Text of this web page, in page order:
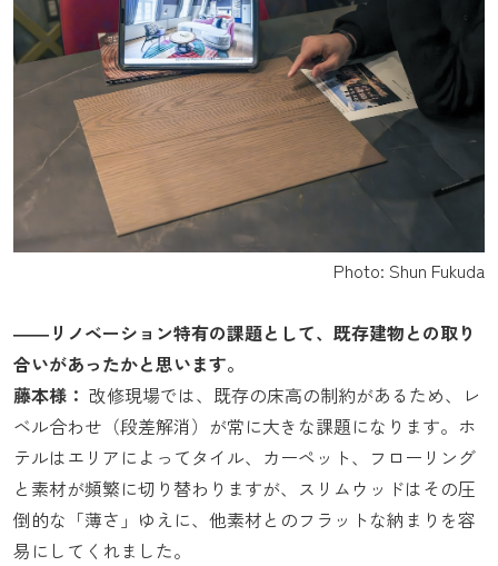
Photo: Shun Fukuda
――リノベーション特有の課題として、既存建物との取り
合いがあったかと思います。
藤本様： 改修現場では、既存の床高の制約があるため、レ
ベル合わせ（段差解消）が常に大きな課題になります。ホ
テルはエリアによってタイル、カーペット、フローリング
と素材が頻繁に切り替わりますが、スリムウッドはその圧
倒的な「薄さ」ゆえに、他素材とのフラットな納まりを容
易にしてくれました。